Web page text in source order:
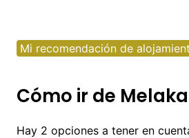
Mi recomendación de
Cómo ir de
Hay 2 opciones a tener en